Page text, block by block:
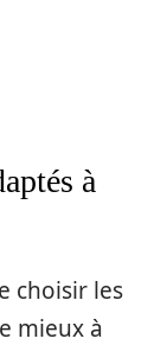
à
choisir les
mieux à